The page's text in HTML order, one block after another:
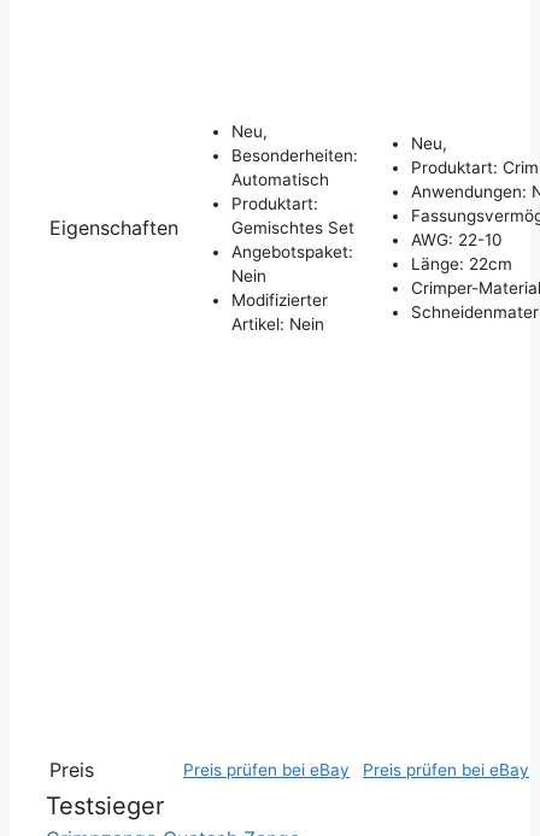
Eigenschaften
Neu,
Besonderheiten:
Automatisch
Produktart:
Gemischtes Set
Angebotspaket:
Nein
Modifizierter
Artikel: Nein
Neu,
Produktart:
Anwendungen:
AWG: 22-10
Länge: 22cm
Crimper-
Preis Preis prüfen bei eBay Preis prüfen bei eBay
Testsieger